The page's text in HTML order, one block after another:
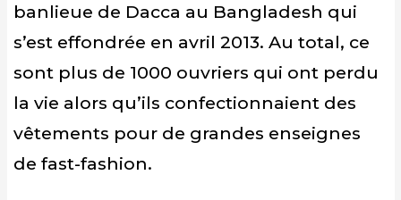
banlieue de Dacca au Bangladesh qui
s’est effondrée en avril 2013. Au total, ce
sont plus de 1000 ouvriers qui ont perdu
la vie alors qu’ils confectionnaient des
vêtements pour de grandes enseignes
de fast-fashion.